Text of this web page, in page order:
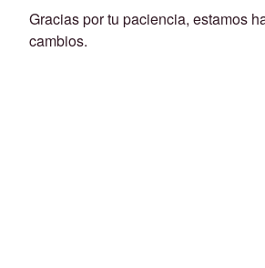
Gracias por tu paciencia, estamos
cambios.